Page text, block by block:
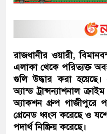
রাজধানীর ওয়ারী,
এলাকা থেকে পরিত্যক্ত
গুলি উদ্ধার করা
অ্যান্ড ট্রান্সন্যাশনাল
অ্যাকশন গ্রুপ গাজীপুরে
গ্রেনেড ধ্বংস করেছে ও
পদার্থ নিষ্ক্রিয় করেছে।